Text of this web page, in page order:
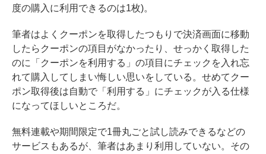
度の購入に利用できるのは1枚)。
筆者はよくクーポンを取得したつもりで決済画面に移動
したらクーポンの項目がなかったり、せっかく取得した
のに「クーポンを利用する」の項目にチェックを入れ忘
れて購入してしまい悔しい思いをしている。せめてクー
ポン取得後は自動で「利用する」にチェックが入る仕様
になってほしいところだ。
無料連載や期間限定で1冊丸ごと試し読みできるなどの
サービスもあるが、筆者はあまり利用していない。その